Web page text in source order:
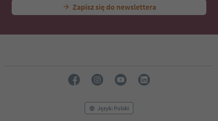
Zapisz się do newslettera
Język: Polski